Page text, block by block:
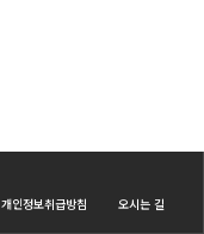
개인정보취급방침 오시는 길